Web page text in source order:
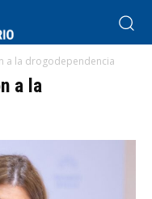
a la drogodependencia
a la